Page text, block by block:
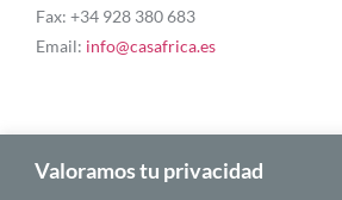
Valoramos tu privacidad
Fax: +34 928 380 683
Email: info@casafrica.es
Blog